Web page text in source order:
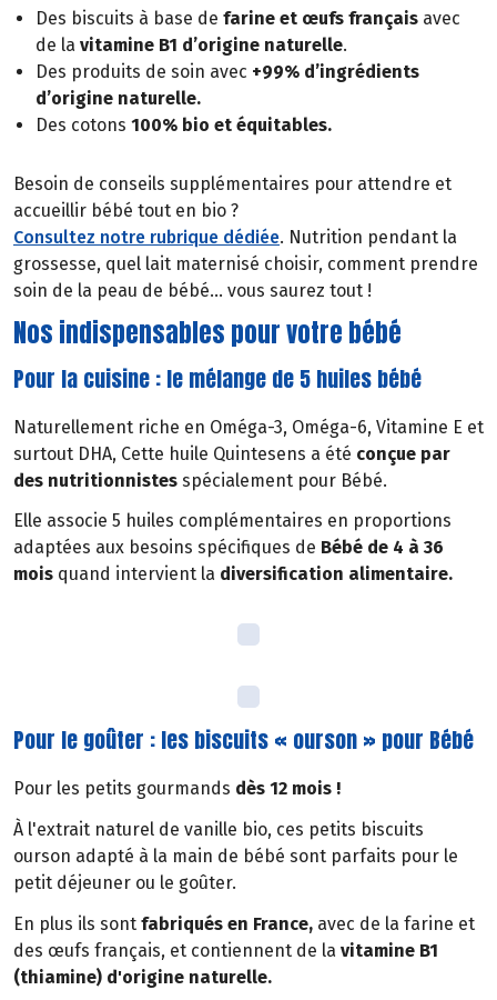
Des biscuits à base de farine et œufs français avec
de la vitamine B1 d’origine naturelle.
Des produits de soin avec +99% d’ingrédients
d’origine naturelle.
Des cotons 100% bio et équitables.
Besoin de conseils supplémentaires pour attendre et
accueillir bébé tout en bio ?
Consultez notre rubrique dédiée. Nutrition pendant la
grossesse, quel lait maternisé choisir, comment prendre
soin de la peau de bébé... vous saurez tout !
Nos indispensables pour votre bébé
Pour la cuisine : le mélange de 5 huiles bébé
Naturellement riche en Oméga-3, Oméga-6, Vitamine E et
surtout DHA, Cette huile Quintesens a été conçue par
des nutritionnistes spécialement pour Bébé.
Elle associe 5 huiles complémentaires en proportions
adaptées aux besoins spécifiques de Bébé de 4 à 36
mois quand intervient la diversification alimentaire.
Pour le goûter : les biscuits « ourson » pour Bébé
Pour les petits gourmands dès 12 mois !
À l'extrait naturel de vanille bio, ces petits biscuits
ourson adapté à la main de bébé sont parfaits pour le
petit déjeuner ou le goûter.
En plus ils sont fabriqués en France, avec de la farine et
des œufs français, et contiennent de la vitamine B1
(thiamine) d'origine naturelle.